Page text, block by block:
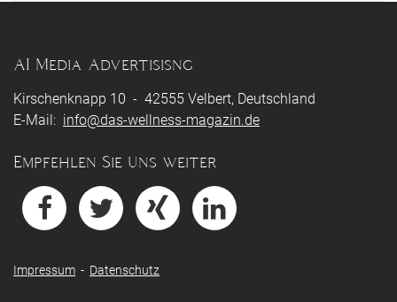
AI Media Advertisisng
Kirschenknapp 10 - 42555 Velbert, Deutschland
E-Mail: info@das-wellness-magazin.de
Empfehlen Sie uns weiter
Impressum - Datenschutz